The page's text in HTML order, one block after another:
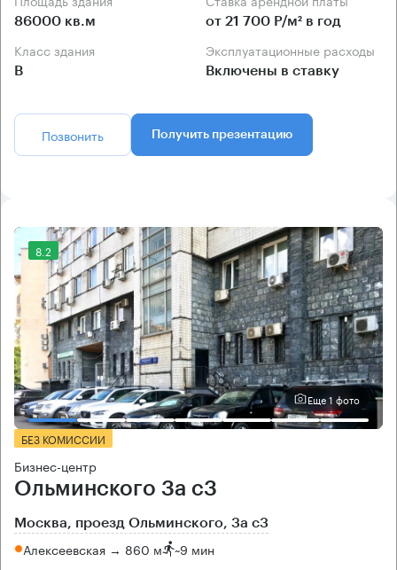
86000 кв.м от 21 700 Р/м² в год
Класс здания
B
Эксплуатационные расходы
Включены в ставку
Позвонить Получить презентацию
8.2
Еще 1 фото
БЕЗ КОМИССИИ
Бизнес-центр
Ольминского 3a c3
Москва, проезд Ольминского, 3a c3
Алексеевская → 860 м ~9 мин